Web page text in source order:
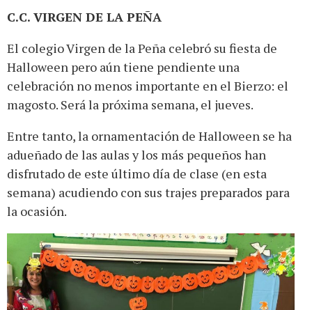
C.C. VIRGEN DE LA PEÑA
El colegio Virgen de la Peña celebró su fiesta de
Halloween pero aún tiene pendiente una
celebración no menos importante en el Bierzo: el
magosto. Será la próxima semana, el jueves.
Entre tanto, la ornamentación de Halloween se ha
adueñado de las aulas y los más pequeños han
disfrutado de este último día de clase (en esta
semana) acudiendo con sus trajes preparados para
la ocasión.